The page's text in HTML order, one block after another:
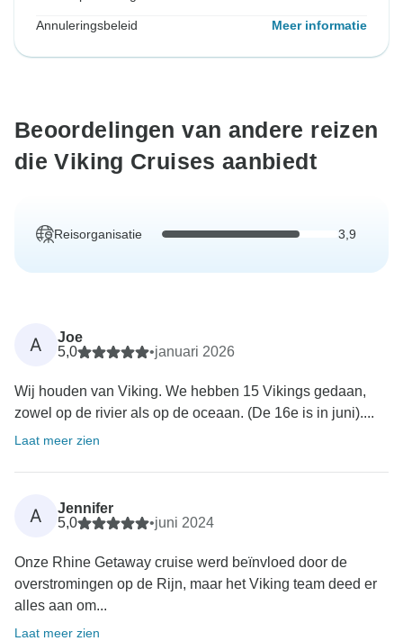
Annuleringsbeleid Meer informatie
Beoordelingen van andere reizen
die Viking Cruises aanbiedt
Reisorganisatie 3,9
A
Joe
5,0
•januari 2026
Wij houden van Viking. We hebben 15 Vikings gedaan,
zowel op de rivier als op de oceaan. (De 16e is in juni)....
Laat meer zien
A
Jennifer
5,0
•juni 2024
Onze Rhine Getaway cruise werd beïnvloed door de
overstromingen op de Rijn, maar het Viking team deed er
alles aan om...
Laat meer zien